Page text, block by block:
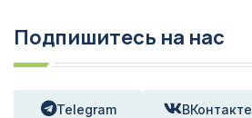
Подпишитесь на нас
Telegram ВКонтакте